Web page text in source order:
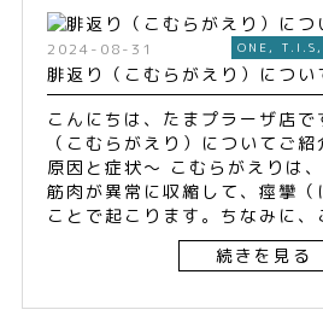
2024-08-31 ONE , T.I.S ,
腓返り（こむらがえり）につい
こんにちは、たまプラーザ店
（こむらがえり）についてご
原因と症状〜 こむらがえりは
筋肉が異常に収縮して、痙攣（
ことで起こります。ちなみに
続きを見る